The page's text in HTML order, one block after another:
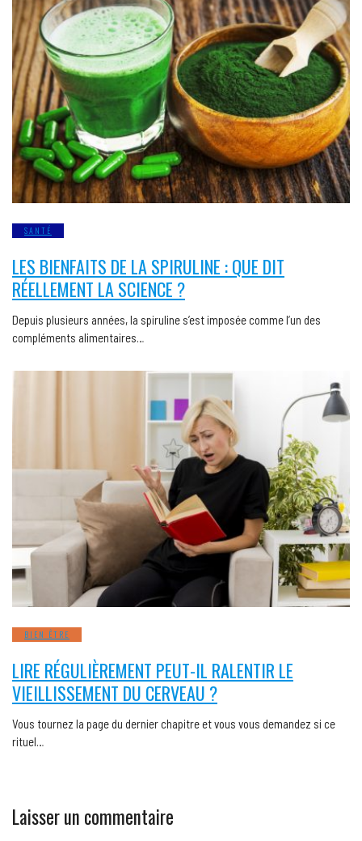
SANTÉ
LES BIENFAITS DE LA SPIRULINE : QUE DIT
RÉELLEMENT LA SCIENCE ?
Depuis plusieurs années, la spiruline s’est imposée comme l’un des
compléments alimentaires…
BIEN ÊTRE
LIRE RÉGULIÈREMENT PEUT-IL RALENTIR LE
VIEILLISSEMENT DU CERVEAU ?
Vous tournez la page du dernier chapitre et vous vous demandez si ce
rituel…
Laisser un commentaire